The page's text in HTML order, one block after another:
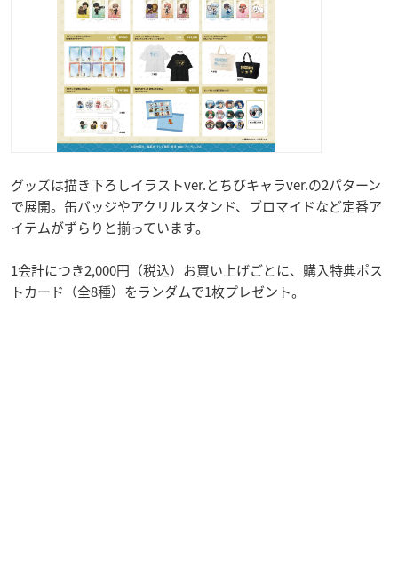
グッズは描き下ろしイラストver.とちびキャラver.の2パターン
で展開。缶バッジやアクリルスタンド、ブロマイドなど定番ア
イテムがずらりと揃っています。
1会計につき2,000円（税込）お買い上げごとに、購入特典ポス
トカード（全8種）をランダムで1枚プレゼント。